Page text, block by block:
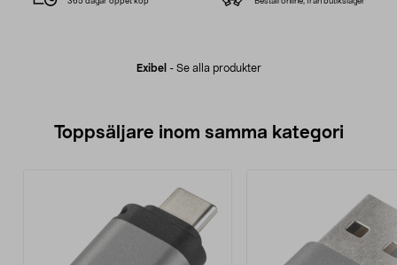
Exibel - Se alla produkter
Toppsäljare inom samma kategori